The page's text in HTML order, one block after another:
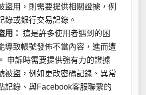
盜用，則需要提供相關證據，例
錄或銀行交易記錄。
用： 這是許多使用者遇到的困
導致帳號發佈不當內容，進而遭
申訴時需要提供強有力的證據
被盜，例如更改密碼記錄、異常
記錄、與Facebook客服聯繫的